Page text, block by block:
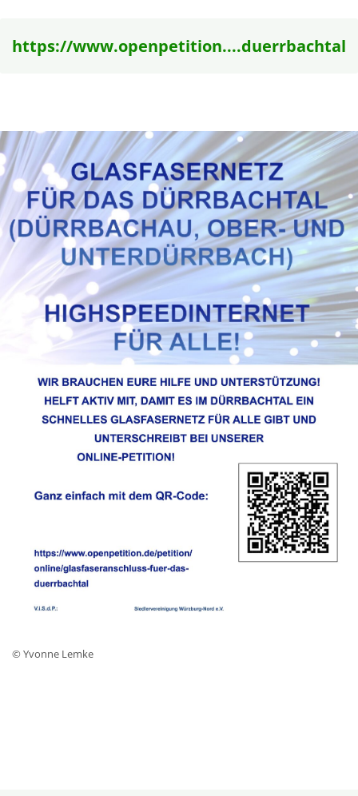
https://www.openpetition....duerrbachtal
© Yvonne Lemke